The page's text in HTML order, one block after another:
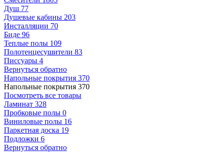
Душ 77
Душевые кабины 203
Инсталляции 70
Биде 96
Теплые полы 109
Полотенцесушители 83
Писсуары 4
Вернуться обратно
Напольные покрытия 370
Напольные покрытия 370
Посмотреть все товары
Ламинат 328
Пробковые полы 0
Виниловые полы 16
Паркетная доска 19
Подложки 6
Вернуться обратно